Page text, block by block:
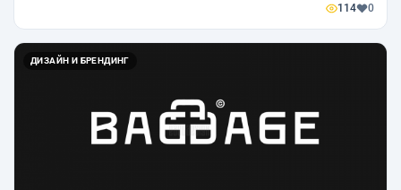
114 0
ДИЗАЙН И БРЕНДИНГ